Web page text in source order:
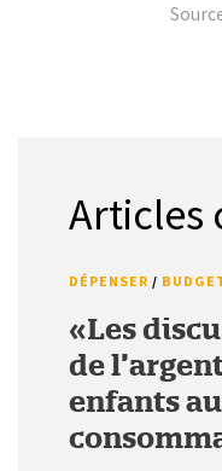
Articles
DÉPENSER /
«Les
de
enfants